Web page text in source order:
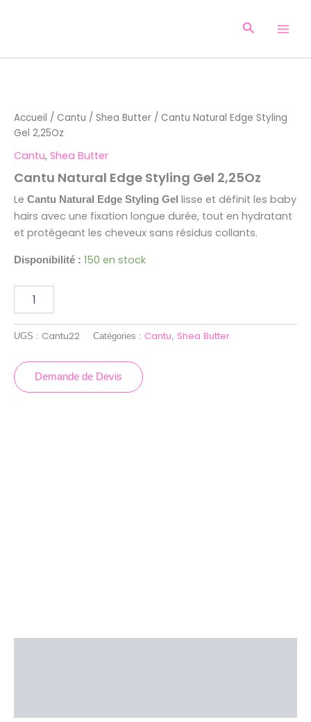
Accueil / Cantu / Shea Butter / Cantu Natural Edge Styling
Gel 2,25Oz
Cantu, Shea Butter
Cantu Natural Edge Styling Gel 2,25Oz
Le Cantu Natural Edge Styling Gel lisse et définit les baby
hairs avec une fixation longue durée, tout en hydratant
et protégeant les cheveux sans résidus collants.
Disponibilité : 150 en stock
Natural
Edge
2,25Oz
UGS : Cantu22 Catégories : Cantu, Shea Butter
Demande de Devis